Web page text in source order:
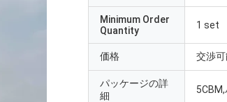
Minimum Order
Quantity
1 set
価格 交渉
パッケージの詳
細